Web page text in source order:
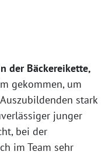
der Bäckereikette,
gekommen, um
stark
junger
bei der
im Team sehr